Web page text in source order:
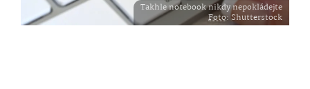
Takhle notebook nikdy nepokládejte
Foto: Shutterstock